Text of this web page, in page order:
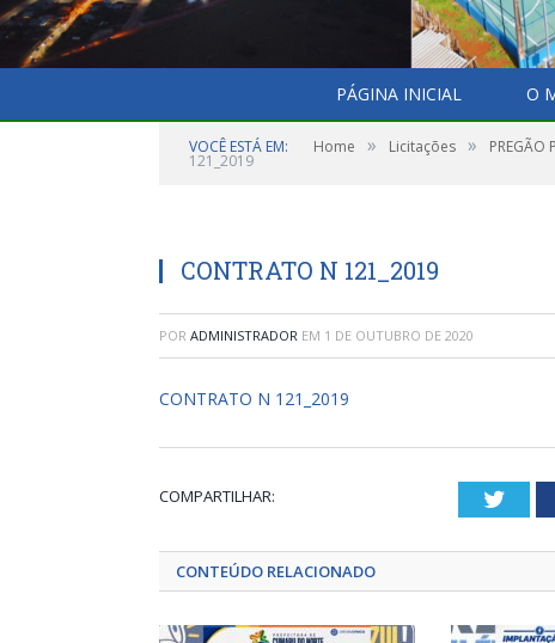
PÁGINA INICIAL O
VOCÊ ESTÁ EM: Home » Licitações »
121_2019
CONTRATO N 121_2019
POR ADMINISTRADOR EM 1 DE OUTUBRO DE 2020
CONTRATO N 121_2019
COMPARTILHAR:
CONTEÚDO RELACIONADO